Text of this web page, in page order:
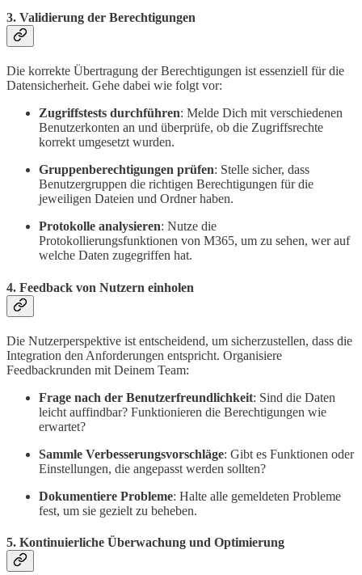
3. Validierung der Berechtigungen
Die korrekte Übertragung der Berechtigungen ist essenziell für die
Datensicherheit. Gehe dabei wie folgt vor:
Zugriffstests durchführen: Melde Dich mit verschiedenen
Benutzerkonten an und überprüfe, ob die Zugriffsrechte
korrekt umgesetzt wurden.
Gruppenberechtigungen prüfen: Stelle sicher, dass
Benutzergruppen die richtigen Berechtigungen für die
jeweiligen Dateien und Ordner haben.
Protokolle analysieren: Nutze die
Protokollierungsfunktionen von M365, um zu sehen, wer auf
welche Daten zugegriffen hat.
4. Feedback von Nutzern einholen
Die Nutzerperspektive ist entscheidend, um sicherzustellen, dass die
Integration den Anforderungen entspricht. Organisiere
Feedbackrunden mit Deinem Team:
Frage nach der Benutzerfreundlichkeit: Sind die Daten
leicht auffindbar? Funktionieren die Berechtigungen wie
erwartet?
Sammle Verbesserungsvorschläge: Gibt es Funktionen oder
Einstellungen, die angepasst werden sollten?
Dokumentiere Probleme: Halte alle gemeldeten Probleme
fest, um sie gezielt zu beheben.
5. Kontinuierliche Überwachung und Optimierung